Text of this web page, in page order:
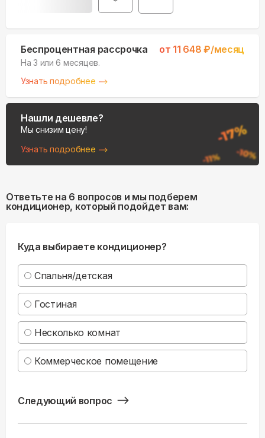
Беспроцентная рассрочка от 11 648 ₽/месяц
На 3 или 6 месяцев.
Узнать подробнее
Нашли дешевле?
Мы снизим цену!
Узнать подробнее
Ответьте на 6 вопросов и мы подберем
кондиционер, который подойдет вам:
Куда выбираете кондиционер?
Спальня/детская
Гостиная
Несколько комнат
Коммерческое помещение
Следующий вопрос